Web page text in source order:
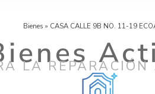
Bienes » CASA CALLE 9B NO. 11-19
LA